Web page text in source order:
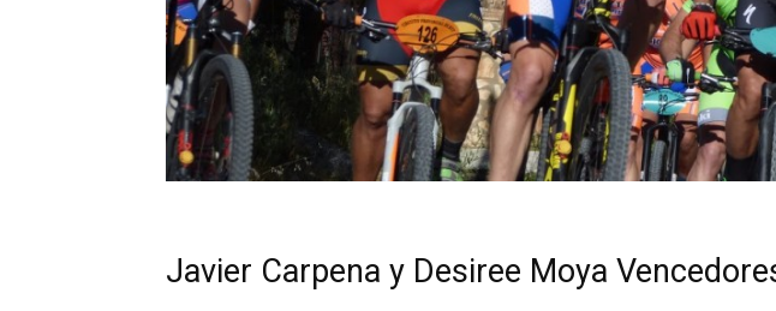
Javier Carpena y Desiree Moya